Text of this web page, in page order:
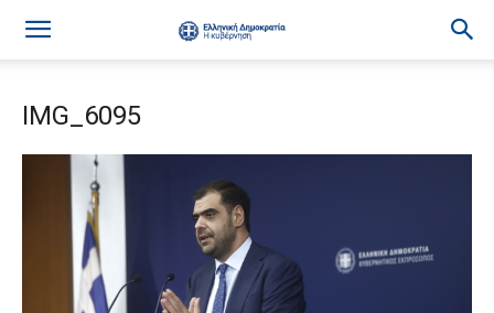
IMG_6095